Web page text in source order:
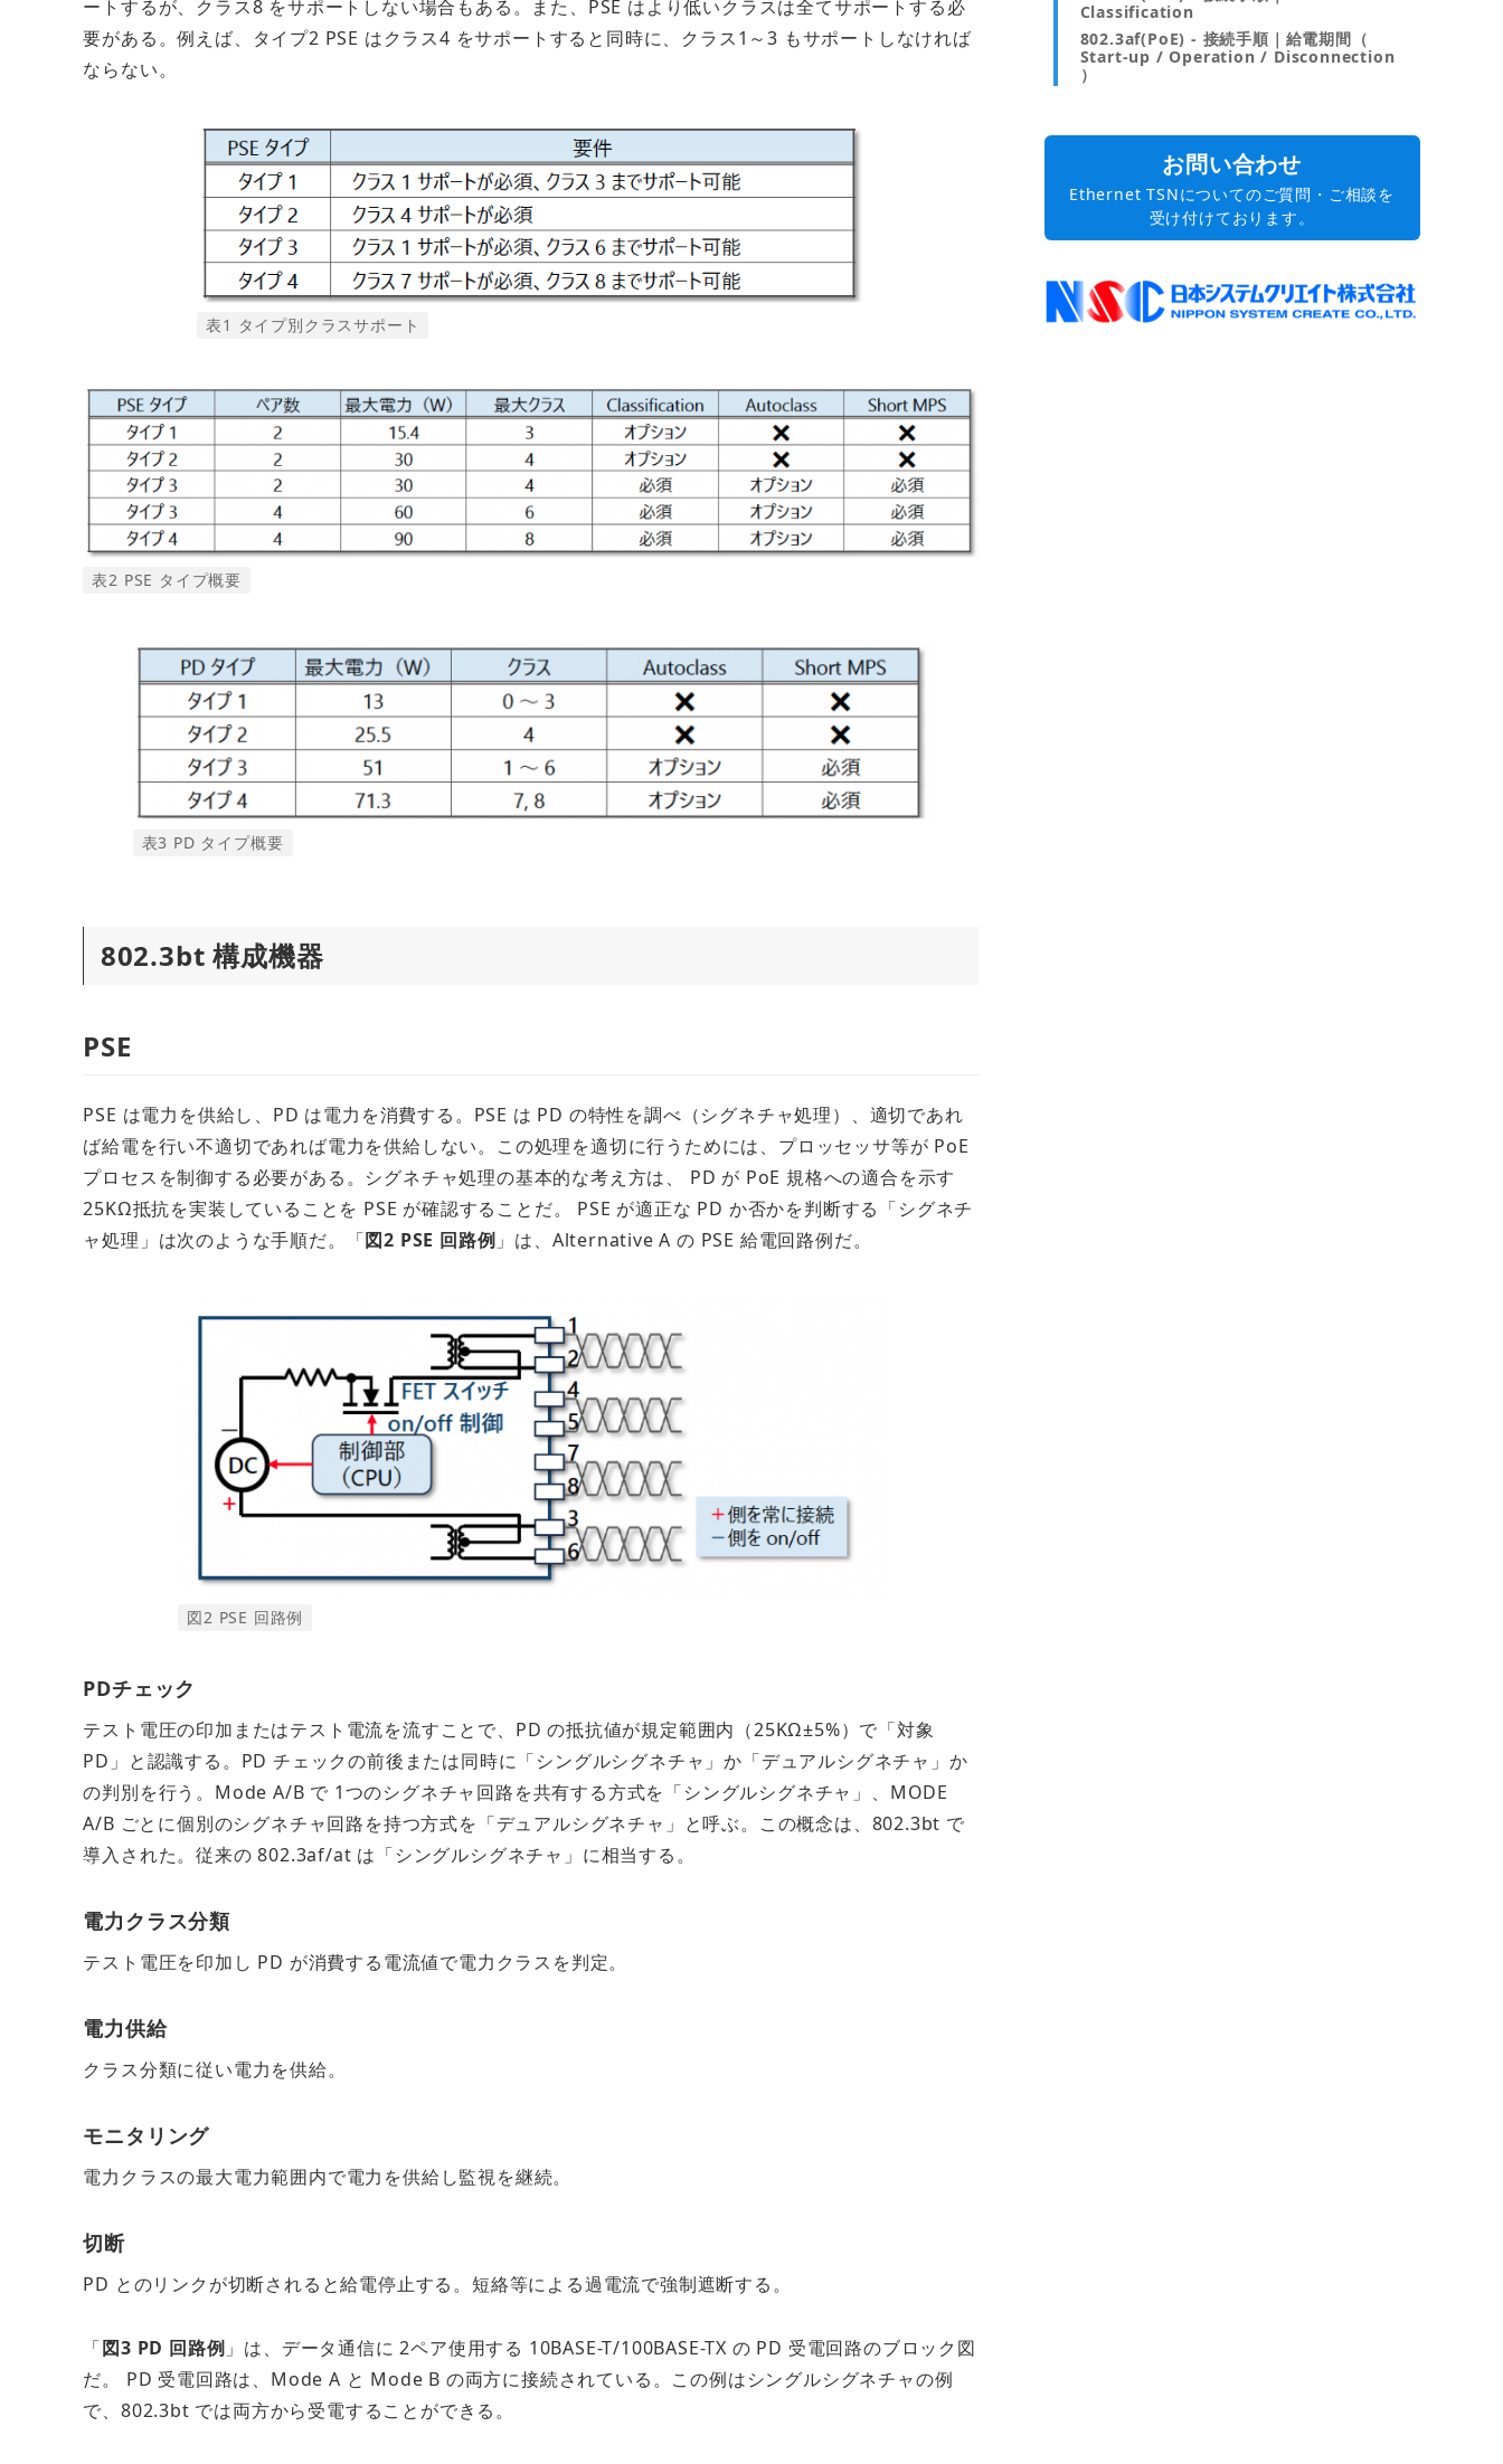
ートするが、クラス8 をサポートしない場合もある。また、PSE はより低いクラスは全てサポートする必
要がある。例えば、タイプ2 PSE はクラス4 をサポートすると同時に、クラス1～3 もサポートしなければ
ならない。
表1 タイプ別クラスサポート
表2 PSE タイプ概要
表3 PD タイプ概要
802.3bt 構成機器
PSE
PSE は電力を供給し、PD は電力を消費する。PSE は PD の特性を調べ（シグネチャ処理）、適切であれ
ば給電を行い不適切であれば電力を供給しない。この処理を適切に行うためには、プロッセッサ等が PoE
プロセスを制御する必要がある。シグネチャ処理の基本的な考え方は、 PD が PoE 規格への適合を示す
25KΩ抵抗を実装していることを PSE が確認することだ。 PSE が適正な PD か否かを判断する「シグネチ
ャ処理」は次のような手順だ。「図2 PSE 回路例 」は、Alternative A の PSE 給電回路例だ。
図2 PSE 回路例
PDチェック
テスト電圧の印加またはテスト電流を流すことで、PD の抵抗値が規定範囲内（25KΩ±5%）で「対象
PD」と認識する。PD チェックの前後または同時に「シングルシグネチャ」か「デュアルシグネチャ」か
の判別を行う。Mode A/B で 1つのシグネチャ回路を共有する方式を「シングルシグネチャ」、MODE
A/B ごとに個別のシグネチャ回路を持つ方式を「デュアルシグネチャ」と呼ぶ。この概念は、802.3bt で
導入された。従来の 802.3af/at は「シングルシグネチャ」に相当する。
電力クラス分類
テスト電圧を印加し PD が消費する電流値で電力クラスを判定。
電力供給
クラス分類に従い電力を供給。
モニタリング
電力クラスの最大電力範囲内で電力を供給し監視を継続。
切断
PD とのリンクが切断されると給電停止する。短絡等による過電流で強制遮断する。
「図3 PD 回路例 」は、データ通信に 2ペア使用する 10BASE-T/100BASE-TX の PD 受電回路のブロック図
だ。 PD 受電回路は、Mode A と Mode B の両方に接続されている。この例はシングルシグネチャの例
で、802.3bt では両方から受電することができる。
Classification
802.3af(PoE) - 接続手順｜給電期間（
Start-up / Operation / Disconnection
）
お問い合わせ
Ethernet TSNについてのご質問・ご相談を
受け付けております。